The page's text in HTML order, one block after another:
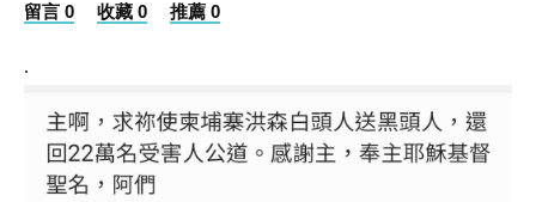
留言 0 收藏 0 推薦 0
.